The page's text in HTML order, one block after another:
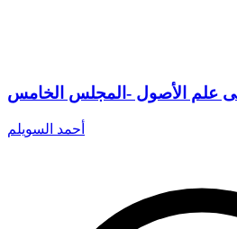
أحمد السويلم